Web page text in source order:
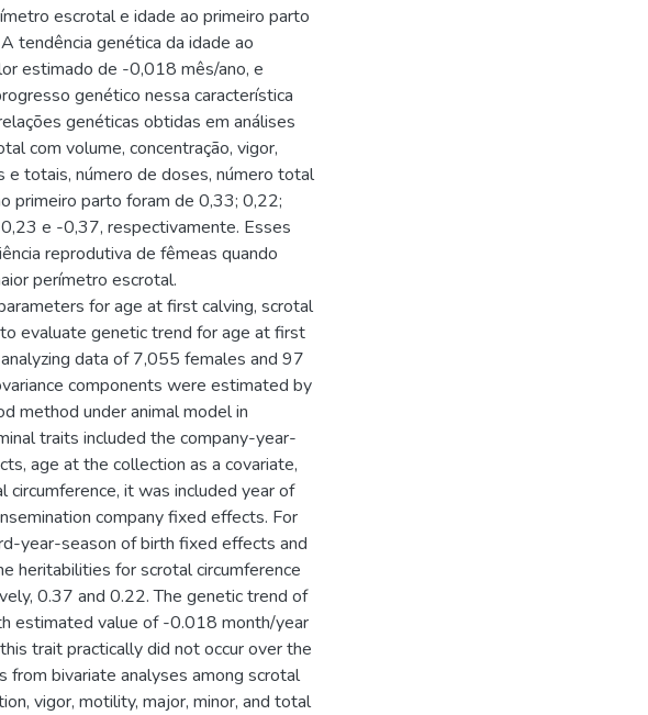
escrotal e idade ao primeiro parto
tendência genética da idade ao
estimado de -0,018 mês/ano, e
genético nessa característica
genéticas obtidas em análises
com volume, concentração, vigor,
totais, número de doses, número total
primeiro parto foram de 0,33; 0,22;
e -0,37, respectivamente. Esses
reprodutiva de fêmeas quando
perímetro escrotal.
for age at first calving, scrotal
evaluate genetic trend for age at first
data of 7,055 females and 97
components were estimated by
method under animal model in
traits included the company-year-
age at the collection as a covariate,
circumference, it was included year of
company fixed effects. For
year-season of birth fixed effects and
heritabilities for scrotal circumference
0.37 and 0.22. The genetic trend of
estimated value of -0.018 month/year
trait practically did not occur over the
from bivariate analyses among scrotal
vigor, motility, major, minor, and total